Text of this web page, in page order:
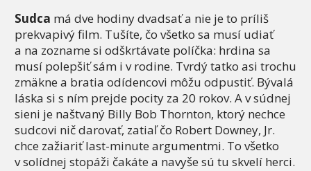
Sudca má dve hodiny dvadsať a nie je to príliš
prekvapivý film. Tušíte, čo všetko sa musí udiať
a na zozname si odškrtávate políčka: hrdina sa
musí polepšiť sám i v rodine. Tvrdý tatko asi trochu
zmäkne a bratia odídencovi môžu odpustiť. Bývalá
láska si s ním prejde pocity za 20 rokov. A v súdnej
sieni je naštvaný Billy Bob Thornton, ktorý nechce
sudcovi nič darovať, zatiaľ čo Robert Downey, Jr.
chce zažiariť last-minute argumentmi. To všetko
v solídnej stopáži čakáte a navyše sú tu skvelí herci.